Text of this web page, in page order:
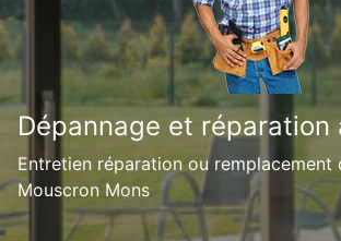
Dépannage et réparation
Entretien réparation ou remplacement
Mouscron Mons